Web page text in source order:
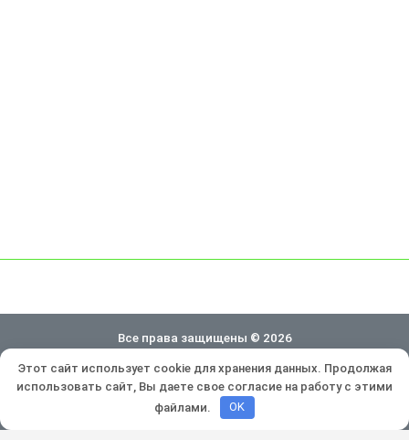
Все права защищены © 2026
Политика конфиденциальности
Разработка и продвижение:
Этот сайт использует cookie для хранения данных. Продолжая
использовать сайт, Вы даете свое согласие на работу с этими
файлами.
OK